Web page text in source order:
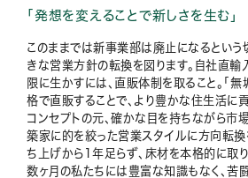
「発想を変えることで新しさを生む」
このままでは新事業部は廃止になるという
きな営業方針の転換を図ります。自社直輸
限に生かすには、直販体制を取ること。「
格で直販することで、より豊かな住生活に
コンセプトの元、確かな目を持ちながら市
築家に的を絞った営業スタイルに方向転換
ち上げから1年足らず、床材を本格的に取
数ヶ月の私たちには豊富な知識もなく、苦